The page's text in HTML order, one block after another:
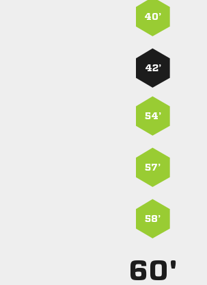
40’
42’
54’
57’
58’
60'